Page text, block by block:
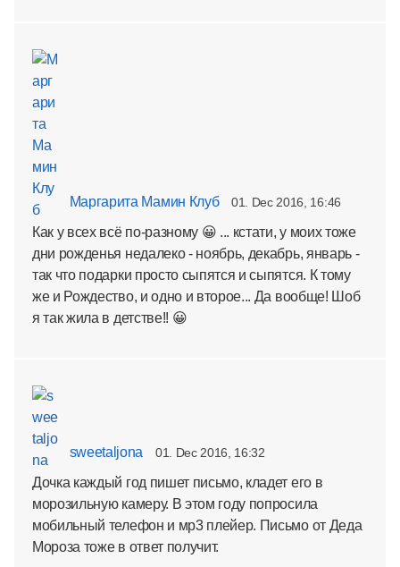
Маргарита Мамин Клуб 01. Dec 2016, 16:46
Как у всех всё по-разному 😀 ... кстати, у моих тоже
дни рожденья недалеко - ноябрь, декабрь, январь -
так что подарки просто сыпятся и сыпятся. К тому
же и Рождество, и одно и второе... Да вообще! Шоб
я так жила в детстве!! 😀
sweetaljona 01. Dec 2016, 16:32
Дочка каждый год пишет письмо, кладет его в
морозильную камеру. В этом году попросила
мобильный телефон и мр3 плейер. Письмо от Деда
Мороза тоже в ответ получит.